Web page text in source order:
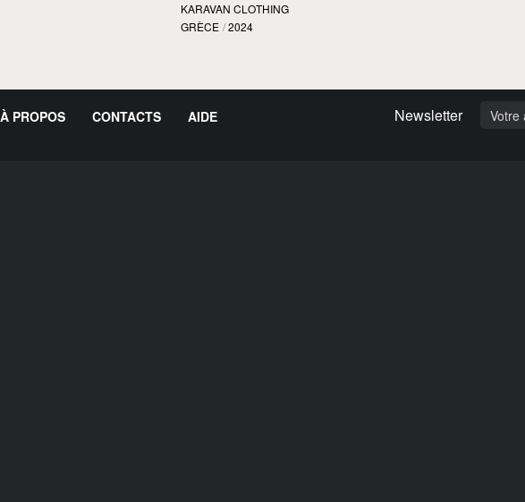
KARAVAN CLOTHING
GRÈCE / 2024
À PROPOS CONTACTS AIDE Newsletter